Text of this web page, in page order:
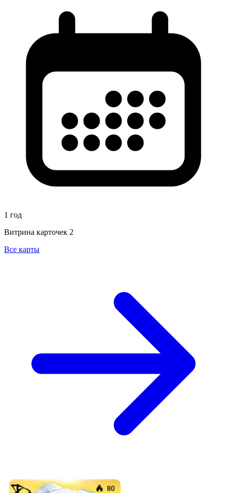
1 год
Витрина карточек 2
Все карты